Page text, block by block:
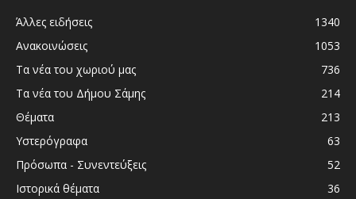
Άλλες ειδήσεις
1340
Ανακοινώσεις
1053
Τα νέα του χωριού μας
736
Τα νέα του Δήμου Σάμης
214
Θέματα
213
Υστερόγραφα
63
Πρόσωπα - Συνεντεύξεις
52
Ιστορικά θέματα
36